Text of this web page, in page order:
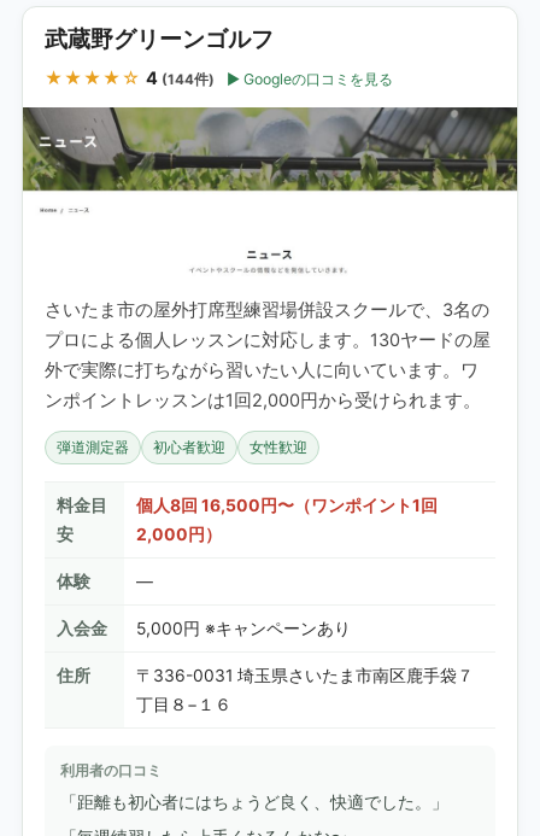
武蔵野グリーンゴルフ
★★★★☆ 4 (144件) Googleの口コミを見る
さいたま市の屋外打席型練習場併設スクールで、3名の
プロによる個人レッスンに対応します。130ヤードの屋
外で実際に打ちながら習いたい人に向いています。ワ
ンポイントレッスンは1回2,000円から受けられます。
弾道測定器 初心者歓迎 女性歓迎
料金目
安
個人8回 16,500円〜（ワンポイント1回
2,000円）
体験 —
入会金 5,000円 ※キャンペーンあり
住所
〒336-0031 埼玉県さいたま市南区鹿手袋７
丁目８−１６
利用者の口コミ
「距離も初心者にはちょうど良く、快適でした。」